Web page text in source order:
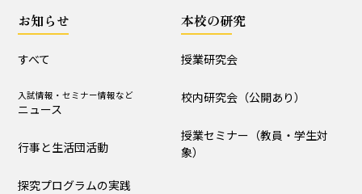
すべて 入試情報・セミナー情報など
学校からｰ作成中
お知らせ
すべて
入試情報・セミナー情報など
ニュース
行事と生活団活動
探究プログラムの実践
本校の研究
授業研究会
校内研究会（公開あり）
授業セミナー（教員・学生対
象）